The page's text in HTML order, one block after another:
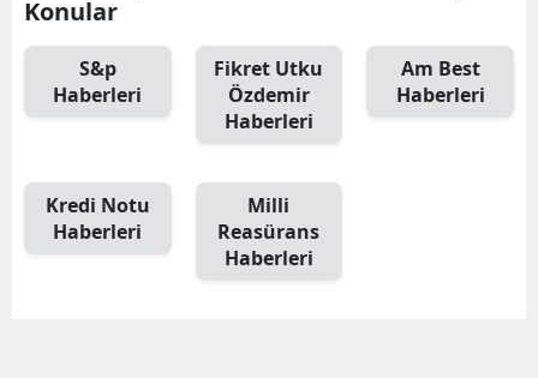
Konular
S&p
Haberleri
Fikret Utku
Özdemir
Haberleri
Am Best
Haberleri
Kredi Notu
Haberleri
Milli
Reasürans
Haberleri